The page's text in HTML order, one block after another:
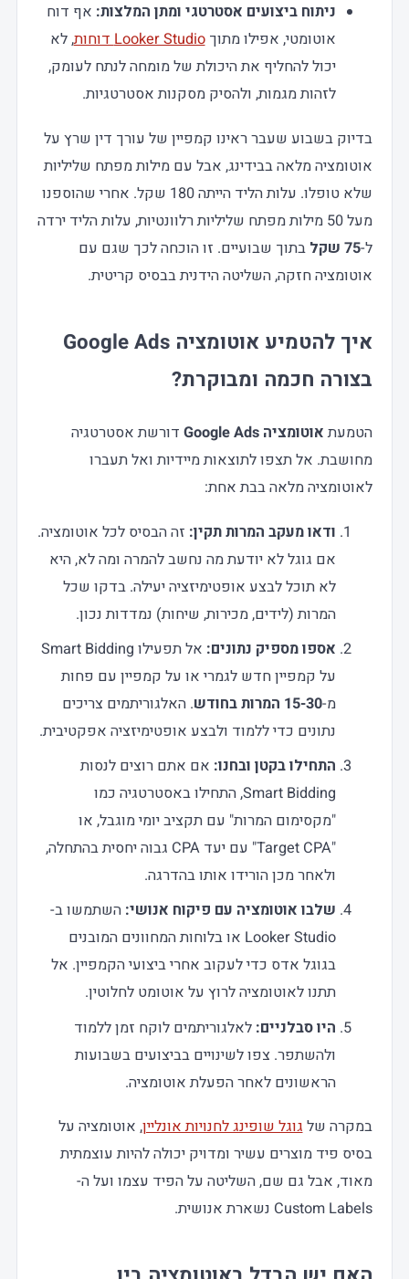
ניתוח ביצועים אסטרטגי ומתן המלצות: אף דוח
אוטומטי, אפילו מתוךLooker Studio דוחות
, לא
יכול להחליף את היכולת של מומחה לנתח לעומק,
לזהות מגמות, ולהסיק מסקנות אסטרטגיות.
בדיוק בשבוע שעבר ראינו קמפיין של עורך דין שרץ על
אוטומציה מלאה בבידינג, אבל עם מילות מפתח שליליות
שלא טופלו. עלות הליד הייתה 180 שקל. אחרי שהוספנו
מעל 50 מילות מפתח שליליות רלוונטיות, עלות הליד ירדה
ל-75 שקל
בתוך שבועיים. זו הוכחה לכך שגם עם
אוטומציה חזקה, השליטה הידנית בבסיס קריטית.
איך להטמיע אוטומציה Google Ads
בצורה חכמה ומבוקרת?
הטמעתאוטומציה Google Ads
דורשת אסטרטגיה
מחושבת. אל תצפו לתוצאות מיידיות ואל תעברו
לאוטומציה מלאה בבת אחת:
ודאו מעקב המרות תקין: זה הבסיס לכל אוטומציה.
אם גוגל לא יודעת מה נחשב להמרה ומה לא, היא
לא תוכל לבצע אופטימיזציה יעילה. בדקו שכל
המרות (לידים, מכירות, שיחות) נמדדות נכון.
אספו מספיק נתונים:
אל תפעילו Smart Bidding
על קמפיין חדש לגמרי או על קמפיין עם פחות
מ-15-30 המרות בחודש
. האלגוריתמים צריכים
נתונים כדי ללמוד ולבצע אופטימיזציה אפקטיבית.
התחילו בקטן ובחנו: אם אתם רוצים לנסות
Smart Bidding, התחילו באסטרטגיה כמו
"מקסימום המרות" עם תקציב יומי מוגבל, או
"Target CPA" עם יעד CPA גבוה יחסית בהתחלה,
ולאחר מכן הורידו אותו בהדרגה.
שלבו אוטומציה עם פיקוח אנושי: השתמשו ב-
Looker Studio או בלוחות המחוונים המובנים
בגוגל אדס כדי לעקוב אחרי ביצועי הקמפיין. אל
תתנו לאוטומציה לרוץ על אוטומט לחלוטין.
היו סבלניים: לאלגוריתמים לוקח זמן ללמוד
ולהשתפר. צפו לשינויים בביצועים בשבועות
הראשונים לאחר הפעלת אוטומציה.
במקרה שלגוגל שופינג לחנויות אונליין, אוטומציה על
בסיס פיד מוצרים עשיר ומדויק יכולה להיות עוצמתית
מאוד, אבל גם שם, השליטה על הפיד עצמו ועל ה-
Custom Labels נשארת אנושית.